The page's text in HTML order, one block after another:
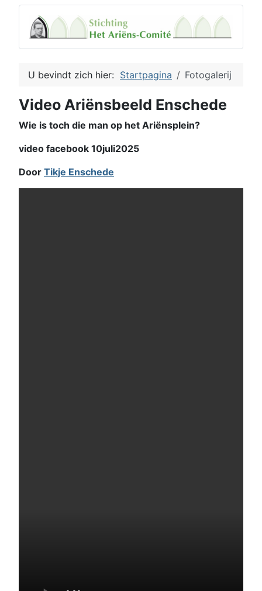
U bevindt zich hier: Startpagina Fotogalerij
Video Ariënsbeeld Enschede
Wie is toch die man op het Ariënsplein?
video facebook 10juli2025
Door Tikje Enschede